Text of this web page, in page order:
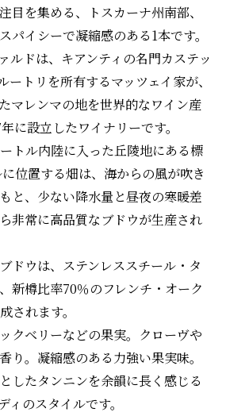
目を集める、トスカーナ州南部、
パイシーで凝縮感のある1本です。
ルドは、キアンティの名門カステッ
ートリを所有するマッツェイ家が、
マレンマの地を世界的なワイン産
に設立したワイナリーです。
トル内陸に入った丘陵地にある標
位置する畑は、海からの風が吹き
と、少ない降水量と昼夜の寒暖差
非常に高品質なブドウが生産され
ドウは、ステンレススチール・タ
新樽比率70％のフレンチ・オーク
されます。
クベリーなどの果実。クローヴや
り。凝縮感のある力強い果実味。
したタンニンを余韻に長く感じる
ィのスタイルです。